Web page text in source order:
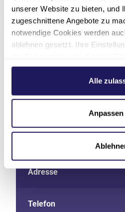
unserer Website zu bieten, und
zugeschnittene Angebote zu
notwendige Cookies werden
ablehnen gesetzt. Ihre
Weitere Informationen hierzu
.Alle
Anpassen
Kontakt
Adresse
Telefon